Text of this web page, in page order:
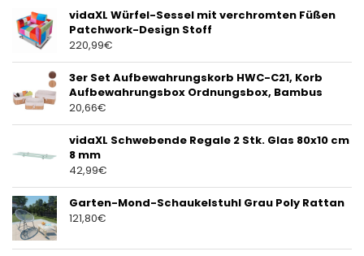
vidaXL Würfel-Sessel mit verchromten Füßen
Patchwork-Design Stoff
220,99€
3er Set Aufbewahrungskorb HWC-C21, Korb
Aufbewahrungsbox Ordnungsbox, Bambus
20,66€
vidaXL Schwebende Regale 2 Stk. Glas 80x10 cm
8 mm
42,99€
Garten-Mond-Schaukelstuhl Grau Poly Rattan
121,80€